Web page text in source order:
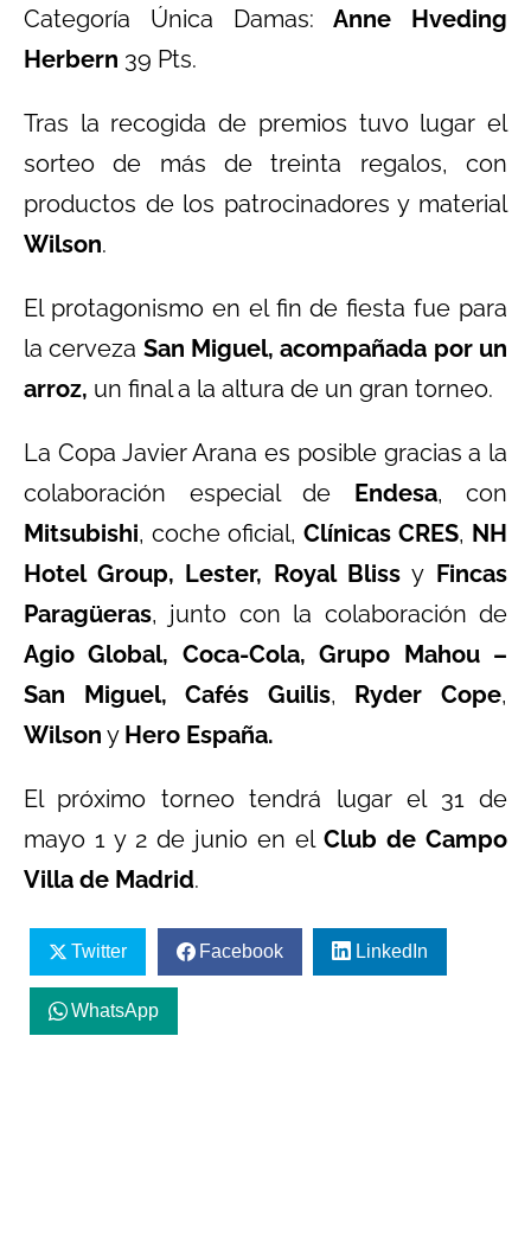
Categoría Única Damas:Anne Hveding
Herbern 39 Pts.
Tras la recogida de premios tuvo lugar el
sorteo de más de treinta regalos, con
productos de los patrocinadores y material
Wilson.
El protagonismo en el fin de fiesta fue para
la cerveza San Miguel, acompañada por un
arroz, un final a la altura de un gran torneo.
La Copa Javier Arana es posible gracias a la
colaboración especial de Endesa, con
Mitsubishi, coche oficial, Clínicas CRES, NH
Hotel Group, Lester, Royal Blissy Fincas
Paragüeras, junto con la colaboración de
Agio Global, Coca-Cola, Grupo Mahou –
San Miguel, Cafés Guilis, Ryder Cope,
Wilson y Hero España.
El próximo torneo tendrá lugar el 31 de
mayo 1 y 2 de junio en el Club de Campo
Villa de Madrid.
Twitter Facebook LinkedIn
WhatsApp